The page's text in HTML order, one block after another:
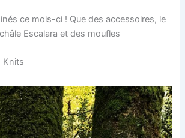
ce mois-ci ! Que des accessoires, le
Escalara et des moufles
Knits